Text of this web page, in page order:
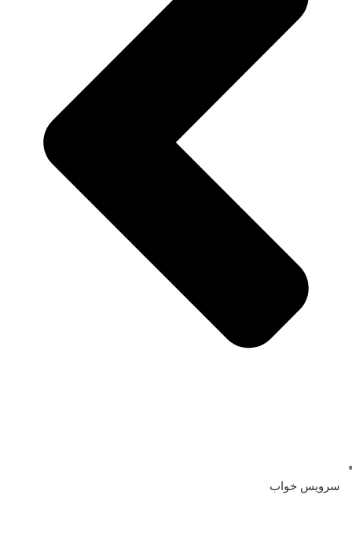
سرویس خواب